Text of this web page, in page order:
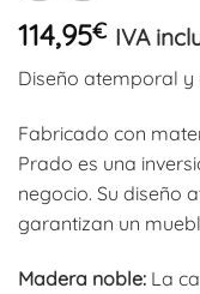
114,95€ IVA
Diseño atemporal
Fabricado con
Prado es una
negocio. Su diseño
garantizan un
Madera noble: La